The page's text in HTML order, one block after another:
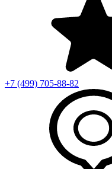
+7 (499) 705-88-82